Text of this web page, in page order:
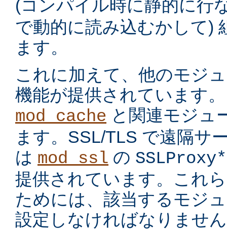
(コンパイル時に静的に行
で動的に読み込むかして)
ます。
これに加えて、他のモジ
機能が提供されています
mod_cache と関連モジュ
ます。SSL/TLS で遠隔サ
は mod_ssl の SSLProxy*
提供されています。これ
ためには、該当するモジ
設定しなければなりませ